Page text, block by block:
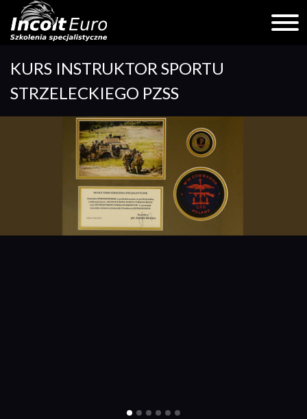
content
KURS INSTRUKTOR SPORTU
STRZELECKIEGO PZSS